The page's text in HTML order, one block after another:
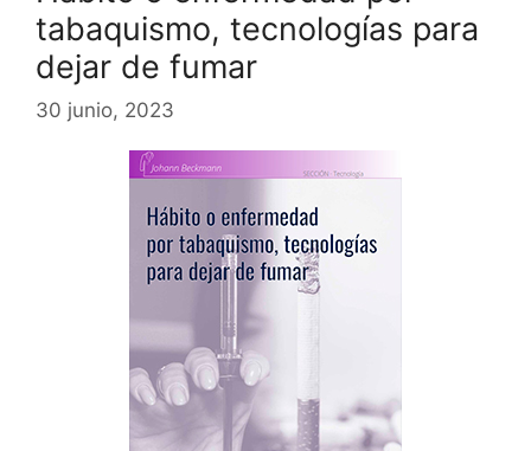
tabaquismo, tecnologías para
dejar de fumar
30 junio, 2023